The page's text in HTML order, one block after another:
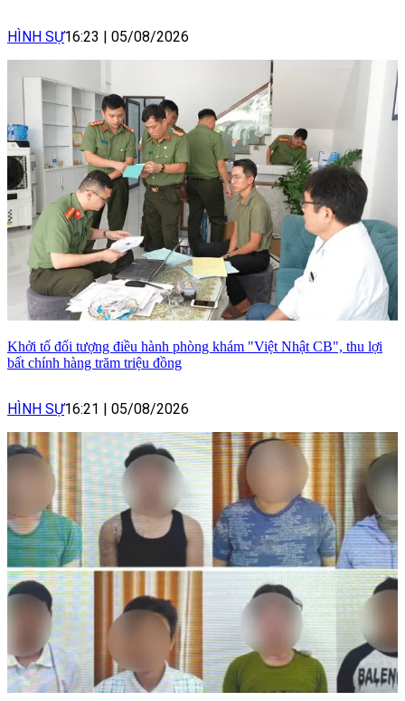
HÌNH SỰ16:23 05/08/2026
Khởi tố đối tượng điều hành phòng khám "Việt Nhật CB", thu lợi
bất chính hàng trăm triệu đồng
HÌNH SỰ16:21 05/08/2026